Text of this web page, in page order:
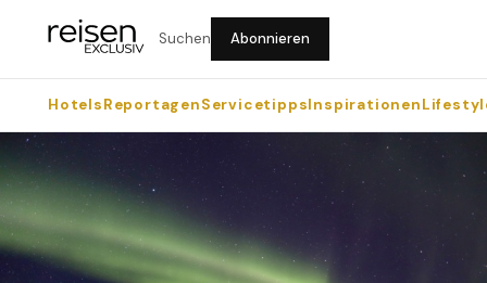
Suchen Abonnieren
HotelsReportagenServicetippsInspirationen